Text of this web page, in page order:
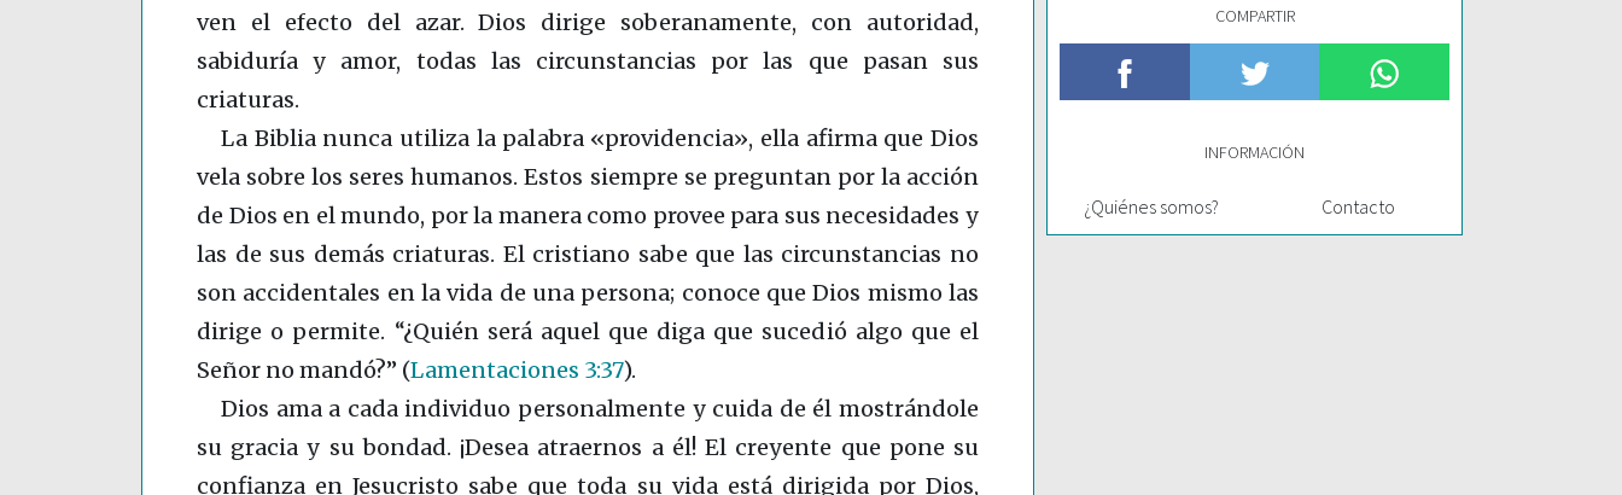
ven el efecto del azar. Dios dirige soberanamente, con autoridad,
sabiduría y amor, todas las circunstancias por las que pasan sus
criaturas.
La Biblia nunca utiliza la palabra «providencia», ella afirma que Dios
vela sobre los seres humanos. Estos siempre se preguntan por la acción
de Dios en el mundo, por la manera como provee para sus necesidades y
las de sus demás criaturas. El cristiano sabe que las circunstancias no
son accidentales en la vida de una persona; conoce que Dios mismo las
dirige o permite. “¿Quién será aquel que diga que sucedió algo que el
Señor no mandó?” (Lamentaciones 3:37).
Dios ama a cada individuo personalmente y cuida de él mostrándole
su gracia y su bondad. ¡Desea atraernos a él! El creyente que pone su
confianza en Jesucristo sabe que toda su vida está dirigida por Dios,
COMPARTIR
INFORMACIÓN
¿Quiénes somos? Contacto